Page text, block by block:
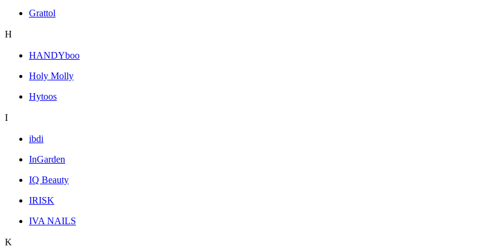
Grattol
H
HANDYboo
Holy Molly
Hytoos
I
ibdi
InGarden
IQ Beauty
IRISK
IVA NAILS
K